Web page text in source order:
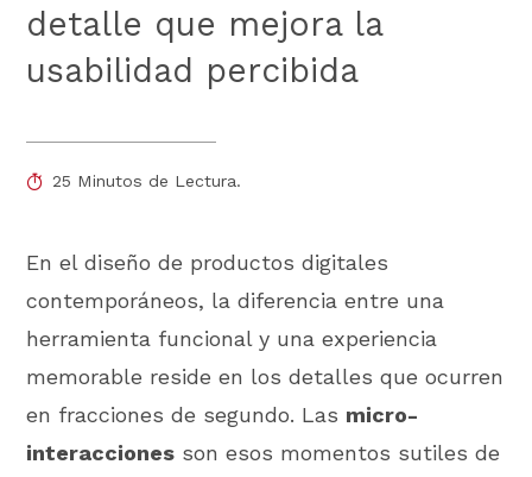
detalle que mejora la
usabilidad percibida
25 Minutos de Lectura.
En el diseño de productos digitales
contemporáneos, la diferencia entre una
herramienta funcional y una experiencia
memorable reside en los detalles que ocurren
en fracciones de segundo. Las micro-
interacciones son esos momentos sutiles de